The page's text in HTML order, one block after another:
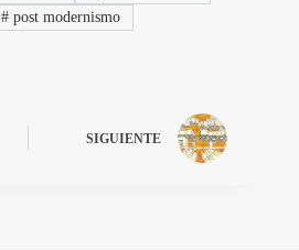
#post modernismo
SIGUIENTE